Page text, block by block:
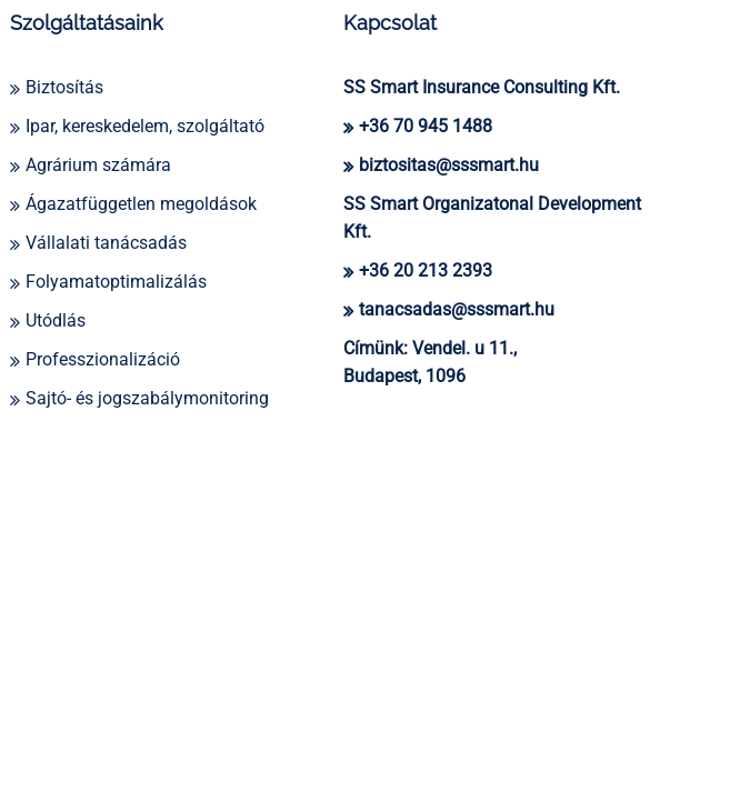
Szolgáltatásaink
Biztosítás
Ipar, kereskedelem, szolgáltató
Agrárium számára
Ágazatfüggetlen megoldások
Vállalati tanácsadás
Folyamatoptimalizálás
Utódlás
Professzionalizáció
Sajtó- és jogszabálymonitoring
Kapcsolat
SS Smart Insurance Consulting Kft.
+36 70 945 1488
biztositas@sssmart.hu
SS Smart Organizatonal Development
Kft.
+36 20 213 2393
tanacsadas@sssmart.hu
Címünk: Vendel. u 11.,
Budapest, 1096